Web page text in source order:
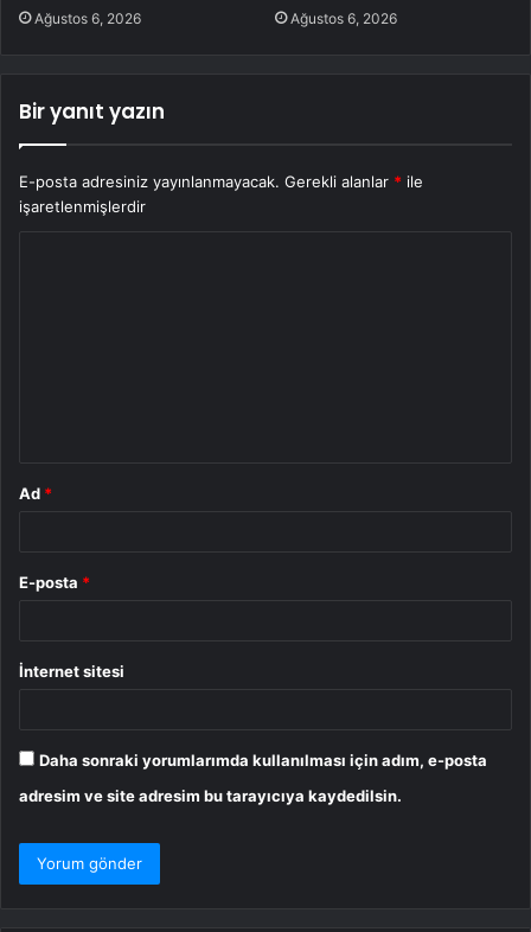
Ağustos 6, 2026 Ağustos 6, 2026
Bir yanıt yazın
E-posta adresiniz yayınlanmayacak. Gerekli alanlar * ile
işaretlenmişlerdir
Ad *
E-posta *
İnternet sitesi
Daha sonraki yorumlarımda kullanılması için adım, e-posta
adresim ve site adresim bu tarayıcıya kaydedilsin.